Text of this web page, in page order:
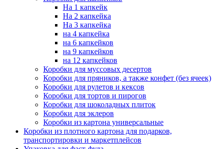
На 1 капкейк
На 2 капкейка
На 3 капкейка
на 4 капкейка
на 6 капкейков
на 9 капкейков
на 12 капкейков
Коробки для муссовых десертов
Коробки для пряников, а также конфет (без ячеек)
Коробки для рулетов и кексов
Коробки для тортов и пирогов
Коробки для шоколадных плиток
Коробки для эклеров
Коробки из картона универсальные
Коробки из плотного картона для подарков,
транспортировки и маркетплейсов